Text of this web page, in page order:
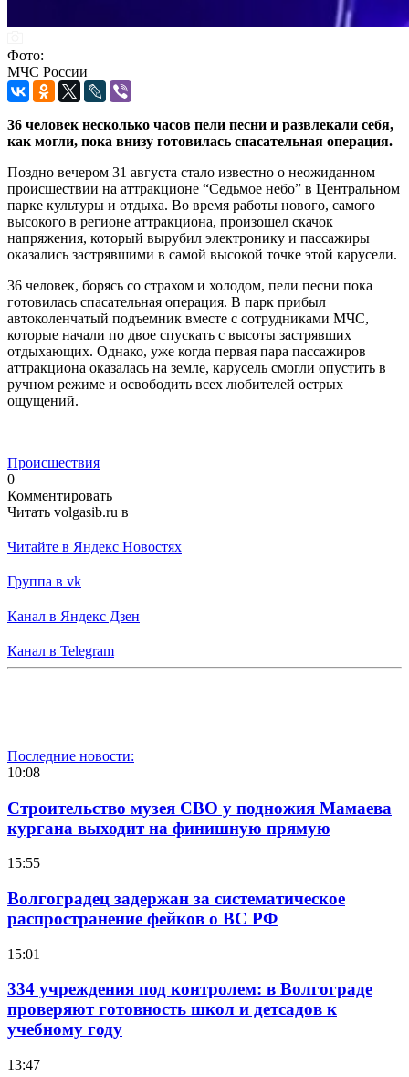
Фото:
МЧС России
36 человек несколько часов пели песни и развлекали себя,
как могли, пока внизу готовилась спасательная операция.
Поздно вечером 31 августа стало известно о неожиданном
происшествии на аттракционе “Седьмое небо” в Центральном
парке культуры и отдыха. Во время работы нового, самого
высокого в регионе аттракциона, произошел скачок
напряжения, который вырубил электронику и пассажиры
оказались застрявшими в самой высокой точке этой карусели.
36 человек, борясь со страхом и холодом, пели песни пока
готовилась спасательная операция. В парк прибыл
автоколенчатый подъемник вместе с сотрудниками МЧС,
которые начали по двое спускать с высоты застрявших
отдыхающих. Однако, уже когда первая пара пассажиров
аттракциона оказалась на земле, карусель смогли опустить в
ручном режиме и освободить всех любителей острых
ощущений.
Происшествия
0
Комментировать
Читать volgasib.ru в
Читайте в Яндекс Новостях
Группа в vk
Канал в Яндекс Дзен
Канал в Telegram
Последние новости:
10:08
Строительство музея СВО у подножия Мамаева
кургана выходит на финишную прямую
15:55
Волгоградец задержан за систематическое
распространение фейков о ВС РФ
15:01
334 учреждения под контролем: в Волгограде
проверяют готовность школ и детсадов к
учебному году
13:47